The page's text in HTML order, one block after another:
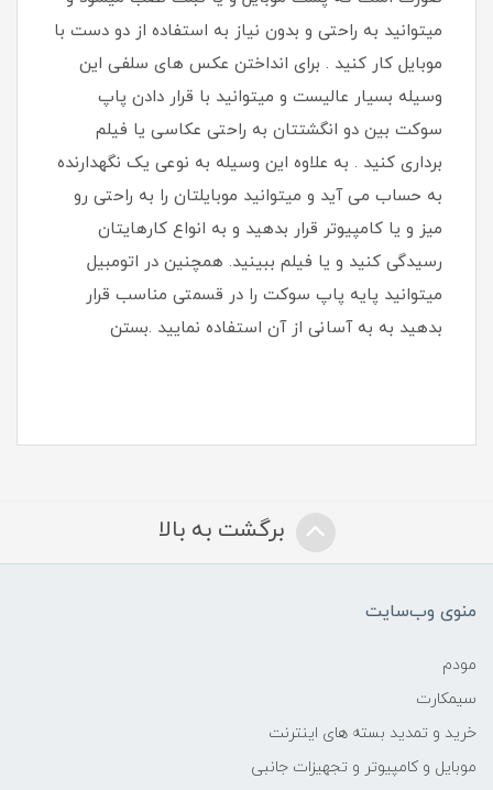
میتوانید به راحتی و بدون نیاز به استفاده از دو دست با
موبایل کار کنید . برای انداختن عکس های سلفی این
وسیله بسیار عالیست و میتوانید با قرار دادن پاپ
سوکت بین دو انگشتتان به راحتی عکاسی یا فیلم
برداری کنید . به علاوه این وسیله به نوعی یک نگهدارنده
به حساب می آید و میتوانید موبایلتان را به راحتی رو
میز و یا کامپیوتر قرار بدهید و به انواع کارهایتان
رسیدگی کنید و یا فیلم ببینید. همچنین در اتومبیل
میتوانید پایه پاپ سوکت را در قسمتی مناسب قرار
بدهید به به آسانی از آن استفاده نمایید .بستن
برگشت به بالا
منوی وب‌سایت
مودم
سیمکارت
خرید و تمدید بسته های اینترنت
موبایل و کامپیوتر و تجهیزات جانبی